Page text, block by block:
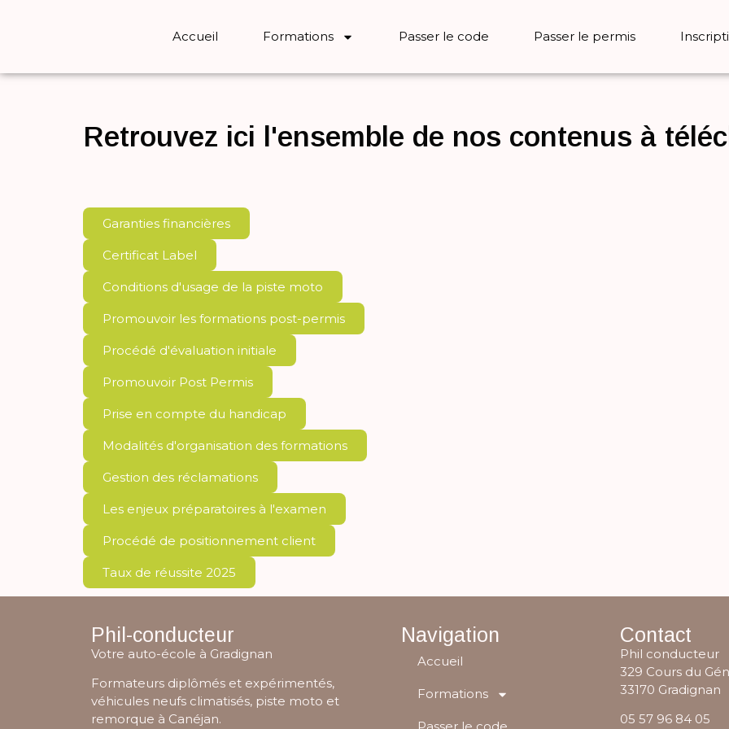
Accueil Formations Passer le code Passer le permis
Retrouvez ici l'ensemble de nos contenus à
Garanties financières
Certificat Label
Conditions d'usage de la piste moto
Promouvoir les formations post-permis
Procédé d'évaluation initiale
Promouvoir Post Permis
Prise en compte du handicap
Modalités d'organisation des formations
Gestion des réclamations
Les enjeux préparatoires à l'examen
Procédé de positionnement client
Taux de réussite 2025
Phil-conducteur
Votre auto-école à Gradignan
Formateurs diplômés et expérimentés,
véhicules neufs climatisés, piste moto et
remorque à Canéjan.
Navigation
Accueil
Formations
Contact
Phil conducteur
329 Cours du
33170 Gradignan
05 57 96 84 05